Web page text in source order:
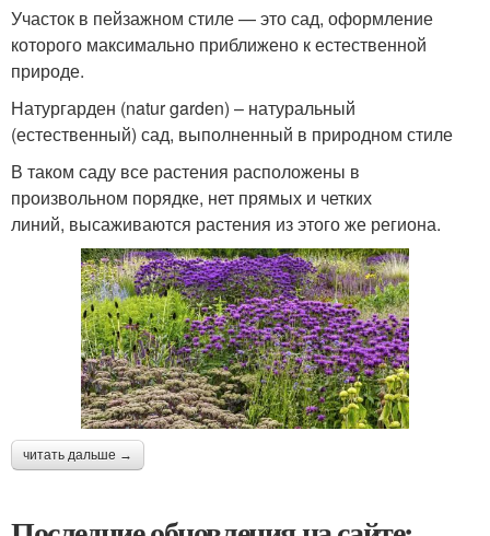
Участок в пейзажном стиле — это сад, оформление
которого максимально приближено к естественной
природе.
Натургарден (natur garden) – натуральный
(естественный) сад, выполненный в природном стиле
В таком саду все растения расположены в
произвольном порядке, нет прямых и четких
линий, высаживаются растения из этого же региона.
читать дальше →